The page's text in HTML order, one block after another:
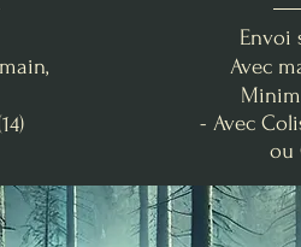
Miel-Avoine & Mûre-Lavande
Fondants de
Nag Champa
Fondants d'Intention
P. Guérin
Magie d'Attraction, de
Envoi
Avec
- Avec
ou